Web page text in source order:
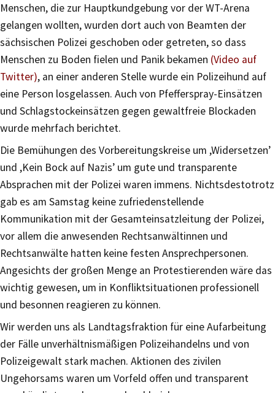
Menschen, die zur Hauptkundgebung vor der WT-Arena
gelangen wollten, wurden dort auch von Beamten der
sächsischen Polizei geschoben oder getreten, so dass
Menschen zu Boden fielen und Panik bekamen (Video auf
Twitter), an einer anderen Stelle wurde ein Polizeihund auf
eine Person losgelassen. Auch von Pfefferspray-Einsätzen
und Schlagstockeinsätzen gegen gewaltfreie Blockaden
wurde mehrfach berichtet.
Die Bemühungen des Vorbereitungskreise um ,Widersetzen’
und ,Kein Bock auf Nazis’ um gute und transparente
Absprachen mit der Polizei waren immens. Nichtsdestotrotz
gab es am Samstag keine zufriedenstellende
Kommunikation mit der Gesamteinsatzleitung der Polizei,
vor allem die anwesenden Rechtsanwältinnen und
Rechtsanwälte hatten keine festen Ansprechpersonen.
Angesichts der großen Menge an Protestierenden wäre das
wichtig gewesen, um in Konfliktsituationen professionell
und besonnen reagieren zu können.
Wir werden uns als Landtagsfraktion für eine Aufarbeitung
der Fälle unverhältnismäßigen Polizeihandelns und von
Polizeigewalt stark machen. Aktionen des zivilen
Ungehorsams waren um Vorfeld offen und transparent